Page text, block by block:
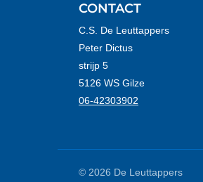
CONTACT
C.S. De Leuttappers
Peter Dictus
strijp 5
5126 WS Gilze
06-42303902
© 2026 De Leuttappers